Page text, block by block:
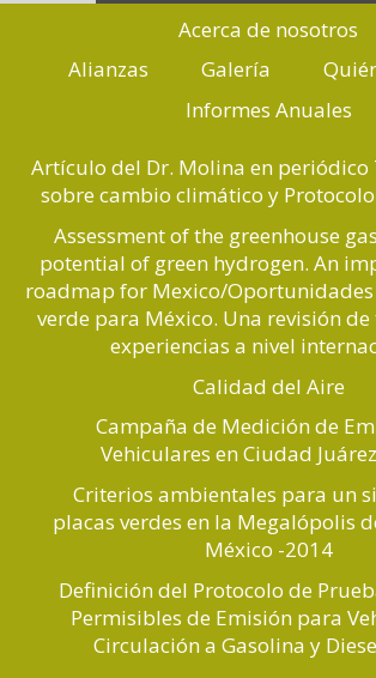
Acerca de nosotros
Alianzas
Galería
Informes Anuales
Artículo del Dr. Molina en periódico
sobre cambio climático y
Assessment of the greenhouse
potential of green hydrogen. An
roadmap for Mexico/
verde para México. Una revisión
experiencias a nivel
Calidad del Aire
Campaña de Medición de
Vehiculares en Ciudad
Criterios ambientales para un
placas verdes en la Megalópolis
México -2014
Definición del Protocolo de
Permisibles de Emisión para
Circulación a Gasolina y